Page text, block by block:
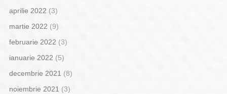
aprilie 2022 (3)
martie 2022 (9)
februarie 2022 (3)
ianuarie 2022 (5)
decembrie 2021 (8)
noiembrie 2021 (3)